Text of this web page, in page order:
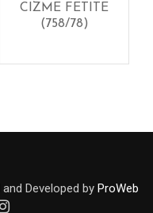
CIZME FETITE
(758/78)
Developed by ProWeb